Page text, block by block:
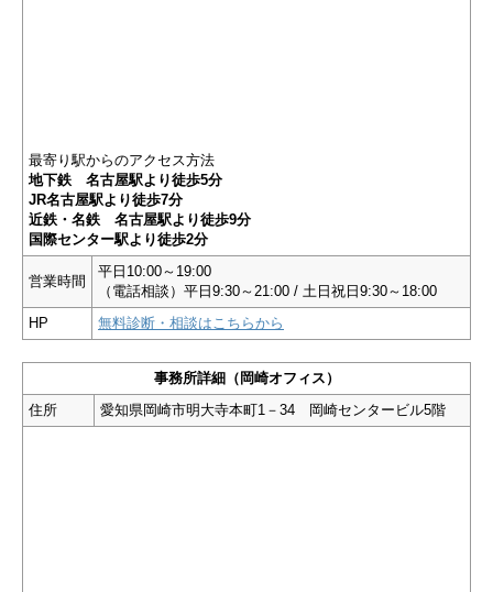
最寄り駅からのアクセス方法
地下鉄 名古屋駅より徒歩5分
JR名古屋駅より徒歩7分
近鉄・名鉄 名古屋駅より徒歩9分
国際センター駅より徒歩2分
営業時間
平日10:00～19:00
（電話相談）平日9:30～21:00 / 土日祝日9:30～18:00
HP
無料診断・相談はこちらから
事務所詳細（岡崎オフィス）
住所
愛知県岡崎市明大寺本町1－34 岡崎センタービル5階